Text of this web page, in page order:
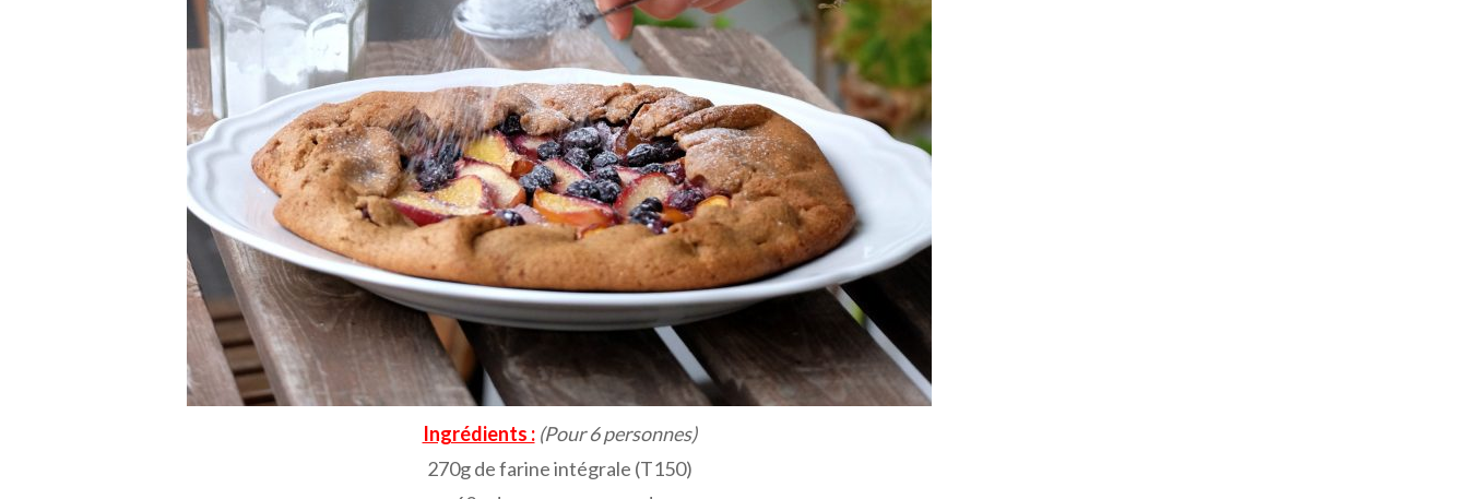
Ingrédients : (Pour 6 personnes)
270g de farine intégrale (T150)